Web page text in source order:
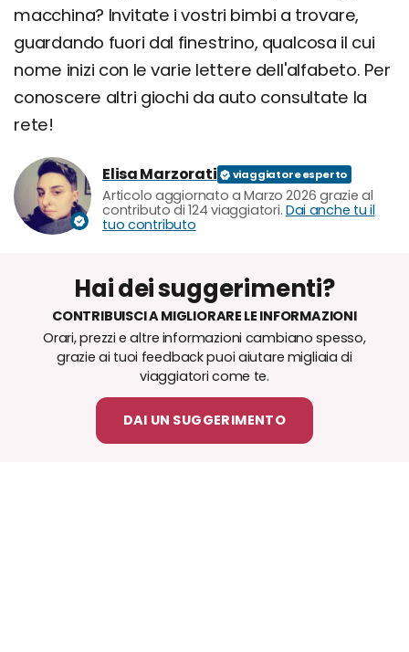
macchina? Invitate i vostri bimbi a trovare,
guardando fuori dal finestrino, qualcosa il cui
nome inizi con le varie lettere dell'alfabeto. Per
conoscere altri giochi da auto consultate la
rete!
Elisa Marzorati
Articolo aggiornato a Marzo 2026 grazie al
contributo di 124 viaggiatori. Dai anche tu il
tuo contributo
Hai dei suggerimenti?
CONTRIBUISCI A MIGLIORARE LE INFORMAZIONI
Orari, prezzi e altre informazioni cambiano spesso,
grazie ai tuoi feedback puoi aiutare migliaia di
viaggiatori come te.
DAI UN SUGGERIMENTO